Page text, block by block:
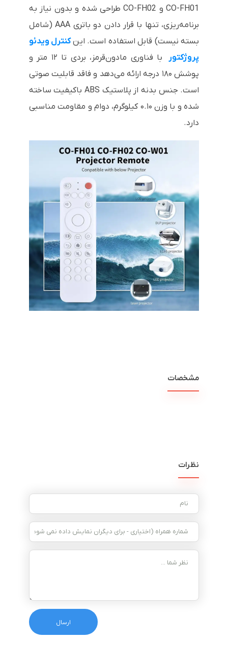
CO-FH01 و CO-FH02 طراحی شده و بدون نیاز به
برنامه‌ریزی، تنها با قرار دادن دو باتری AAA (شامل
بسته نیست) قابل استفاده است. اینکنترل ویدئو
پروژکتور
با فناوری مادون‌قرمز، بردی تا ۱۲ متر و
پوشش ۱۸۰ درجه ارائه می‌دهد و فاقد قابلیت صوتی
است. جنس بدنه از پلاستیک ABS باکیفیت ساخته
شده و با وزن ۰.۱۰ کیلوگرم، دوام و مقاومت مناسبی
دارد.
مشخصات
نظرات